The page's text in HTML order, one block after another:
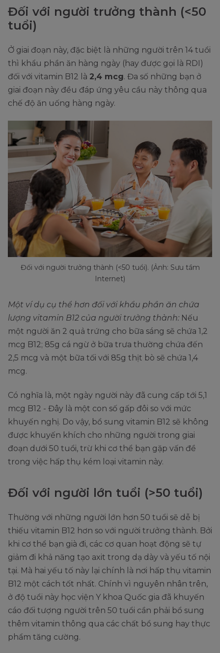
Đối với người trưởng thành (<50
tuổi)
Ở giai đoạn này, đặc biệt là những người trên 14 tuổi
thì khẩu phần ăn hàng ngày (hay được gọi là RDI)
đối với vitamin B12 là 2,4 mcg. Đa số những bạn ở
giai đoạn này đều đáp ứng yêu cầu này thông qua
chế độ ăn uống hàng ngày.
Đối với người trưởng thành (<50 tuổi). (Ảnh: Sưu tầm
Internet)
Một ví dụ cụ thể hơn đối với khẩu phần ăn chứa
lượng vitamin B12 của người trưởng thành: Nếu
một người ăn 2 quả trứng cho bữa sáng sẽ chứa 1,2
mcg B12; 85g cá ngừ ở bữa trưa thường chứa đến
2,5 mcg và một bữa tối với 85g thịt bò sẽ chứa 1,4
mcg.
Có nghĩa là, một ngày người này đã cung cấp tới 5,1
mcg B12 - Đây là một con số gấp đôi so với mức
khuyến nghị. Do vậy, bổ sung vitamin B12 sẽ không
được khuyến khích cho những người trong giai
đoạn dưới 50 tuổi, trừ khi cơ thể bạn gặp vấn đề
trong việc hấp thụ kém loại vitamin này.
Đối với người lớn tuổi (>50 tuổi)
Thường với những người lớn hơn 50 tuổi sẽ dễ bị
thiếu vitamin B12 hơn so với người trưởng thành. Bởi
khi cơ thể bạn già đi, các cơ quan hoạt động sẽ tự
giảm đi khả năng tạo axit trong dạ dày và yếu tố nội
tại. Mà hai yếu tố này lại chính là nơi hấp thụ vitamin
B12 một cách tốt nhất. Chính vì nguyên nhân trên,
ở độ tuổi này học viện Y khoa Quốc gia đã khuyến
cáo đối tượng người trên 50 tuổi cần phải bổ sung
thêm vitamin thông qua các chất bổ sung hay thực
phẩm tăng cường.